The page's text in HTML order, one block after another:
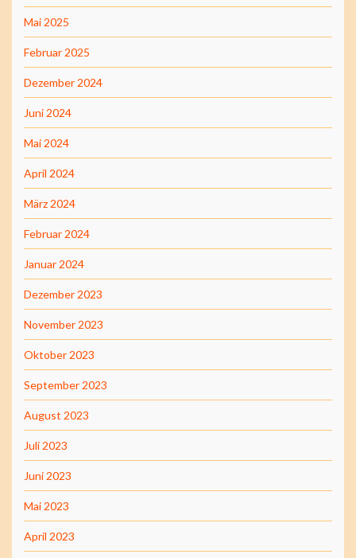
Mai 2025
Februar 2025
Dezember 2024
Juni 2024
Mai 2024
April 2024
März 2024
Februar 2024
Januar 2024
Dezember 2023
November 2023
Oktober 2023
September 2023
August 2023
Juli 2023
Juni 2023
Mai 2023
April 2023